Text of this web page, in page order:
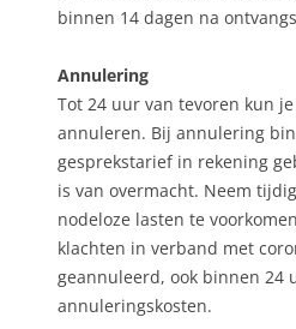
binnen 14 dagen na
Annulering
Tot 24 uur van tevoren kun
annuleren. Bij annulering
gesprekstarief in rekening
is van overmacht. Neem
nodeloze lasten te
klachten in verband met
geannuleerd, ook binnen 24
annuleringskosten.